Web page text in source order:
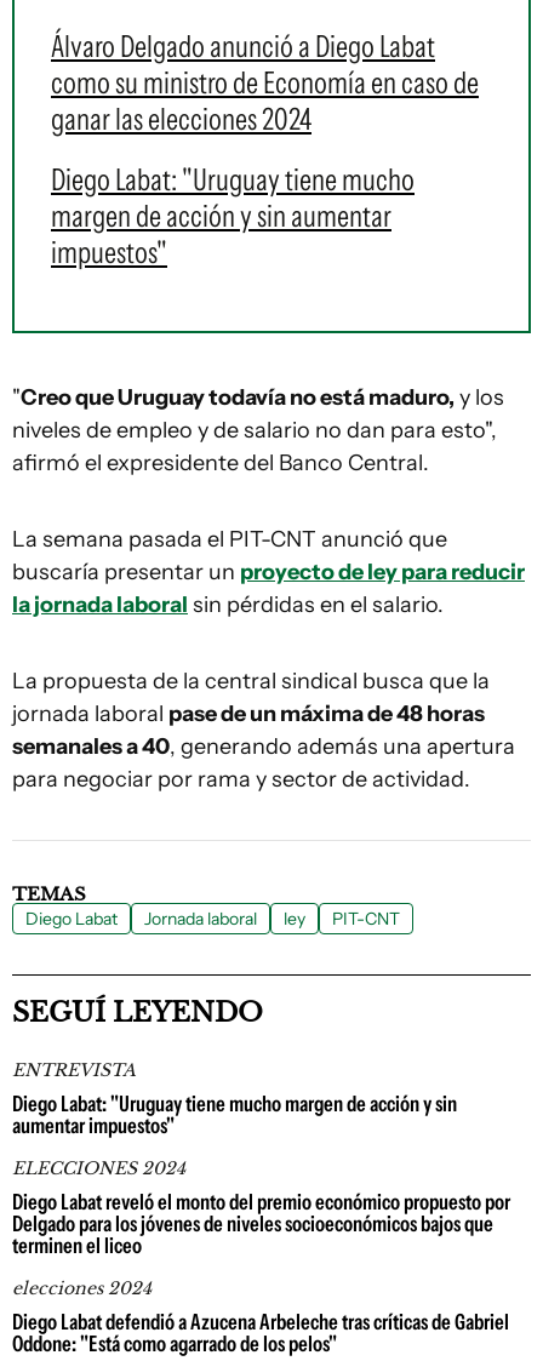
Álvaro Delgado anunció a Diego Labat
como su ministro de Economía en caso de
ganar las elecciones 2024
Diego Labat: "Uruguay tiene mucho
margen de acción y sin aumentar
impuestos"
"Creo que Uruguay todavía no está maduro, y los
niveles de empleo y de salario no dan para esto",
afirmó el expresidente del Banco Central.
La semana pasada el PIT-CNT anunció que
buscaría presentar un proyecto de ley para reducir
la jornada laboral sin pérdidas en el salario.
La propuesta de la central sindical busca que la
jornada laboral pase de un máxima de 48 horas
semanales a 40, generando además una apertura
para negociar por rama y sector de actividad.
TEMAS
Diego Labat Jornada laboral ley PIT-CNT
SEGUÍ LEYENDO
ENTREVISTA
Diego Labat: "Uruguay tiene mucho margen de acción y sin
aumentar impuestos"
ELECCIONES 2024
Diego Labat reveló el monto del premio económico propuesto por
Delgado para los jóvenes de niveles socioeconómicos bajos que
terminen el liceo
elecciones 2024
Diego Labat defendió a Azucena Arbeleche tras críticas de Gabriel
Oddone: "Está como agarrado de los pelos"